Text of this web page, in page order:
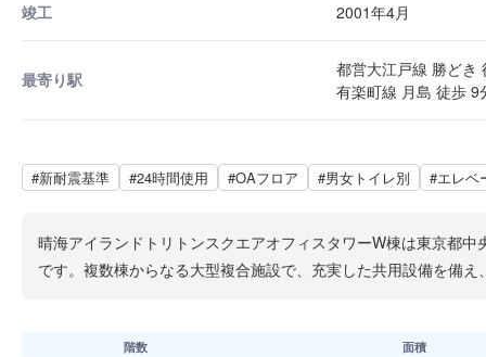
竣工 2001年4月
最寄り駅
都営大江戸線 勝どき
有楽町線 月島 徒歩 9
#新耐震基準 #24時間使用 #OAフロア #男女トイレ別 #エレベ
晴海アイランドトリトンスクエアオフィスタワーW棟は東京都
です。複数棟からなる大型複合施設で、充実した共用設備を備
階数 面積